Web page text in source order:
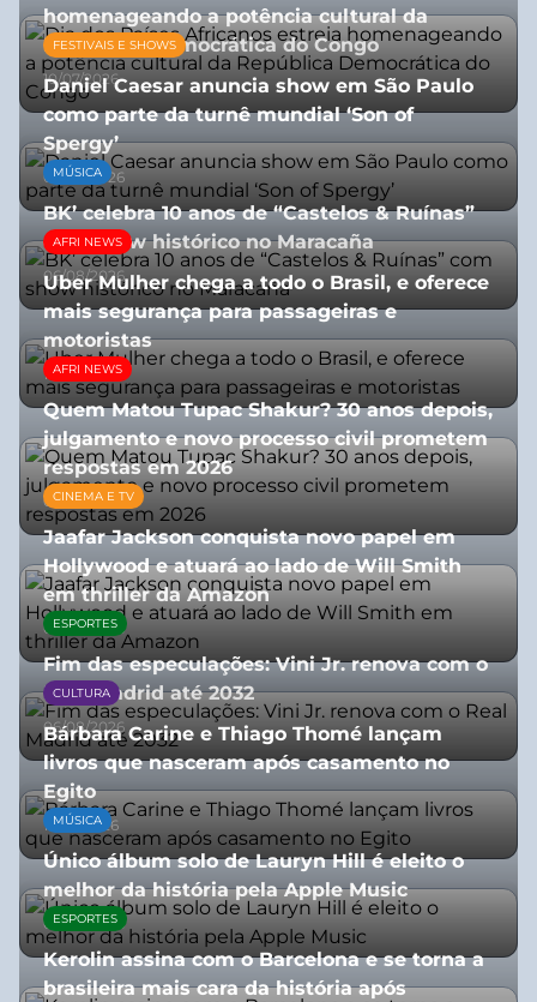
homenageando a potência cultural da
República Democrática do Congo
10/07/2026
FESTIVAIS E SHOWS
Daniel Caesar anuncia show em São Paulo
como parte da turnê mundial ‘Son of
Spergy’
05/08/2026
MÚSICA
BK’ celebra 10 anos de “Castelos & Ruínas”
com show histórico no Maracaña
06/08/2026
AFRI NEWS
Uber Mulher chega a todo o Brasil, e oferece
mais segurança para passageiras e
motoristas
10/07/2026
AFRI NEWS
Quem Matou Tupac Shakur? 30 anos depois,
julgamento e novo processo civil prometem
respostas em 2026
05/08/2026
CINEMA E TV
Jaafar Jackson conquista novo papel em
Hollywood e atuará ao lado de Will Smith
em thriller da Amazon
06/08/2026
ESPORTES
Fim das especulações: Vini Jr. renova com o
Real Madrid até 2032
06/08/2026
CULTURA
Bárbara Carine e Thiago Thomé lançam
livros que nasceram após casamento no
Egito
10/07/2026
MÚSICA
Único álbum solo de Lauryn Hill é eleito o
melhor da história pela Apple Music
06/08/2026
ESPORTES
Kerolin assina com o Barcelona e se torna a
brasileira mais cara da história após